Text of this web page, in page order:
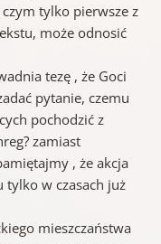
tylko pierwsze z
może odnosić
tezę , że Goci
pytanie, czemu
pochodzić z
zamiast
, że akcja
tylko w czasach już
mieszczaństwa